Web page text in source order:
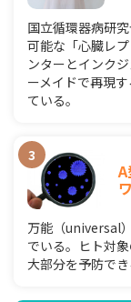
国立循環器病研
可能な「心臓レ
ンターとインク
ーメイドで再現
ている。
万能（universal
でいる。ヒト対
大部分を予防で